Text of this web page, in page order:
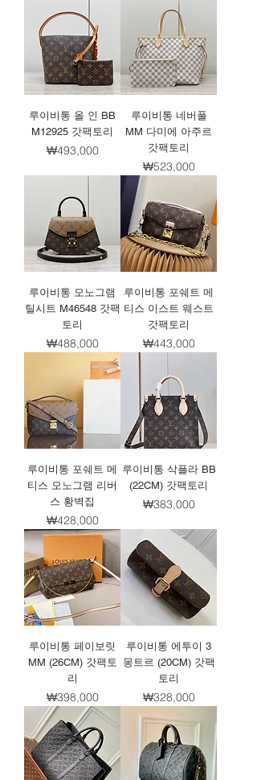
루이비통 올 인 BB
M12925 갓팩토리
가격
₩493,000
루이비통 네버풀
MM 다미에 아주르
갓팩토리
가격
₩523,000
루이비통 모노그램
틸시트 M46548 갓팩
토리
가격
₩488,000
루이비통 포쉐트 메
티스 이스트 웨스트
갓팩토리
가격
₩443,000
루이비통 포쉐트 메
티스 모노그램 리버
스 황벽집
가격
₩428,000
루이비통 삭플라 BB
(22CM) 갓팩토리
가격
₩383,000
루이비통 페이보릿
MM (26CM) 갓팩토
리
가격
₩398,000
루이비통 에투이 3
몽트르 (20CM) 갓팩
토리
가격
₩328,000